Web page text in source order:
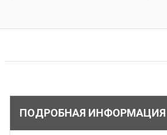
ПОДРОБНАЯ ИНФОРМАЦИЯ